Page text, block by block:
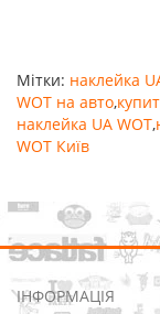
Мітки: наклейка
WOT на авто,
наклейка UA WOT,
WOT Київ
ІНФОРМАЦІЯ